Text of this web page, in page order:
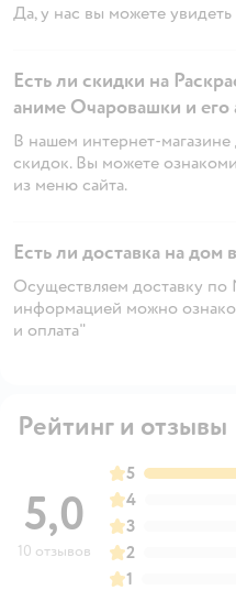
Да, у нас вы можете
Есть ли скидки на
аниме Очаровашки и его
В нашем интернет-
скидок. Вы можете
из меню сайта.
Есть ли доставка на дом
Осуществляем доставку
информацией можно
и оплата"
Рейтинг и отзывы
5,0
10 отзывов
5
4
3
2
1